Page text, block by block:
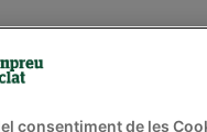
consells
del nostre
consentiment de les